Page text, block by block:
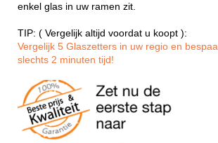
enkel glas in uw ramen zit.
TIP: ( Vergelijk altijd voordat u koopt ):
Vergelijk 5 Glaszetters in uw regio en
slechts 2 minuten tijd!